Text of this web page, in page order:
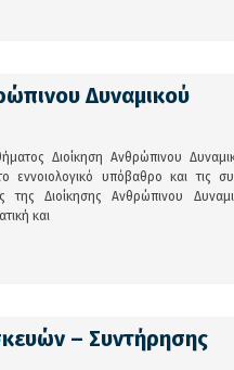
Δυναμικού
Διοίκηση Ανθρώπινου
εννοιολογικό υπόβαθρο και τις
της Διοίκησης Ανθρώπινου
και
– Συντήρησης